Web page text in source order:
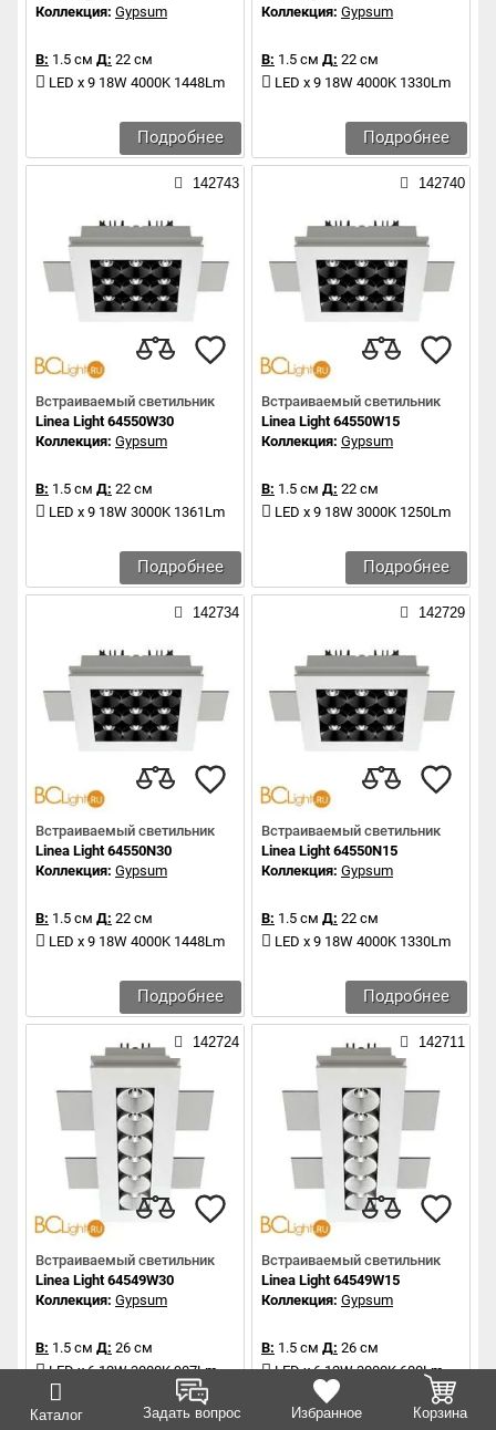
Каталог Задать вопрос Избранное Корзина
Коллекция: Gypsum
В: 1.5 см Д: 22 см
LED x 9 18W 4000K 1448Lm
Подробнее
Коллекция: Gypsum
В: 1.5 см Д: 22 см
LED x 9 18W 4000K 1330Lm
Подробнее
142743
Встраиваемый светильник
Linea Light 64550W30
Коллекция: Gypsum
В: 1.5 см Д: 22 см
LED x 9 18W 3000K 1361Lm
Подробнее
142740
Встраиваемый светильник
Linea Light 64550W15
Коллекция: Gypsum
В: 1.5 см Д: 22 см
LED x 9 18W 3000K 1250Lm
Подробнее
142734
Встраиваемый светильник
Linea Light 64550N30
Коллекция: Gypsum
В: 1.5 см Д: 22 см
LED x 9 18W 4000K 1448Lm
Подробнее
142729
Встраиваемый светильник
Linea Light 64550N15
Коллекция: Gypsum
В: 1.5 см Д: 22 см
LED x 9 18W 4000K 1330Lm
Подробнее
142724
Встраиваемый светильник
Linea Light 64549W30
Коллекция: Gypsum
В: 1.5 см Д: 26 см
LED x 6 12W 3000K 907Lm
Подробнее
142711
Встраиваемый светильник
Linea Light 64549W15
Коллекция: Gypsum
В: 1.5 см Д: 26 см
LED x 6 12W 3000K 600Lm
Подробнее